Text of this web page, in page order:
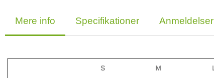
Mere info Specifikationer Anmeldelser